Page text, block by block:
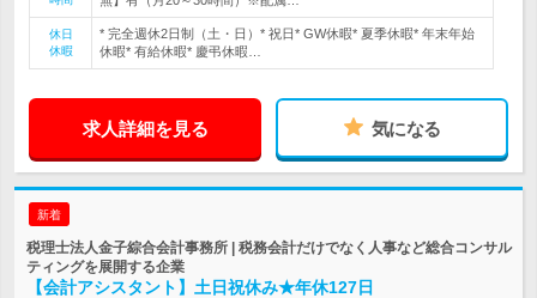
休日
休暇
* 完全週休2日制（土・日）* 祝日* GW休暇* 夏季休暇* 年末年始
休暇* 有給休暇* 慶弔休暇…
求人詳細を見る 気になる
新着
税理士法人金子綜合会計事務所 | 税務会計だけでなく人事など総合コンサル
ティングを展開する企業
【会計アシスタント】土日祝休み★年休127日